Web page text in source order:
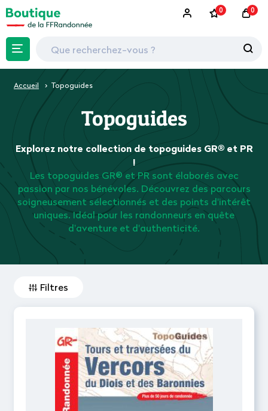
0 0
Accueil Topoguides
Topoguides
Explorez notre collection de topoguides GR® et PR
!
Les topoguides GR® et PR sont élaborés avec
passion par nos bénévoles. Découvrez des parcours
soigneusement sélectionnés et des points d'intérêt
uniques. Idéal pour les randonneurs en quête
d'aventure et d'authenticité.
Filtres